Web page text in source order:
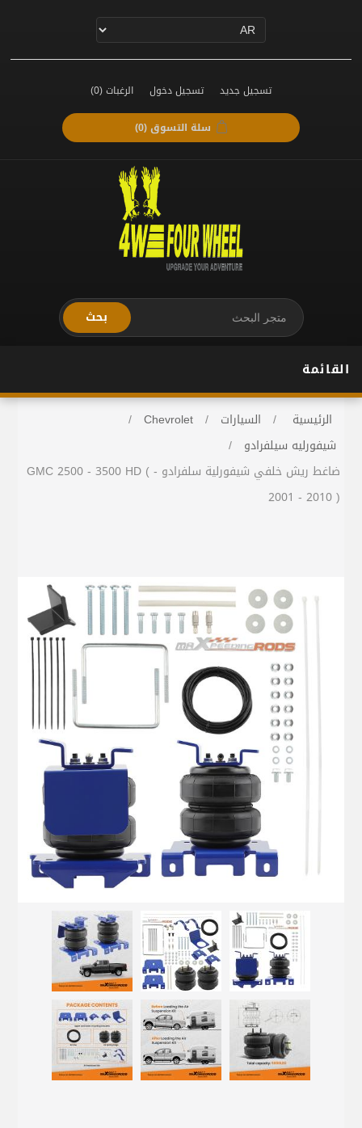
تسجيل جديد تسجيل دخول الرغبات(0)
سلة التسوق(0)
بحث
القائمة
الرئيسية / السيارات /
Chevrolet
/
شيفورليه سيلفرادو
/
ضاغط ريش خلفي شيفورلية سلفرادو - GMC 2500 - 3500 HD (
2001 - 2010 )